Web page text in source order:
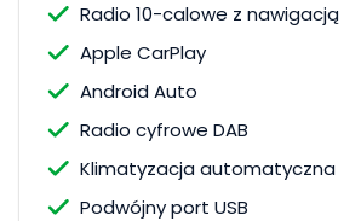
Radio 10-calowe z nawigacją
Apple CarPlay
Android Auto
Radio cyfrowe DAB
Klimatyzacja automatyczna
Podwójny port USB